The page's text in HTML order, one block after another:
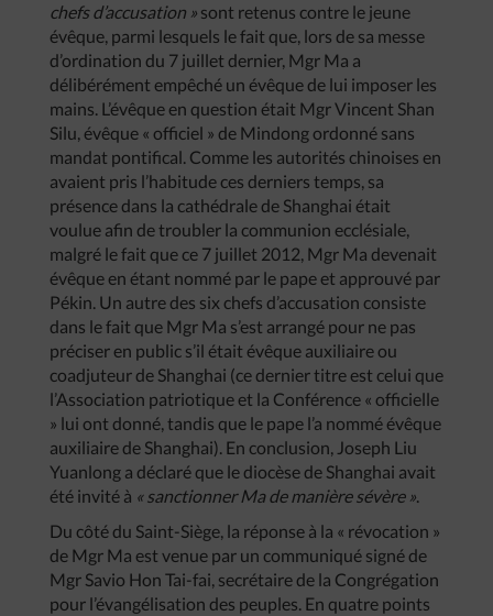
chefs d’accusation » sont retenus contre le jeune
évêque, parmi lesquels le fait que, lors de sa messe
d’ordination du 7 juillet dernier, Mgr Ma a
délibérément empêché un évêque de lui imposer les
mains. L’évêque en question était Mgr Vincent Shan
Silu, évêque « officiel » de Mindong ordonné sans
mandat pontifical. Comme les autorités chinoises en
avaient pris l’habitude ces derniers temps, sa
présence dans la cathédrale de Shanghai était
voulue afin de troubler la communion ecclésiale,
malgré le fait que ce 7 juillet 2012, Mgr Ma devenait
évêque en étant nommé par le pape et approuvé par
Pékin. Un autre des six chefs d’accusation consiste
dans le fait que Mgr Ma s’est arrangé pour ne pas
préciser en public s’il était évêque auxiliaire ou
coadjuteur de Shanghai (ce dernier titre est celui que
l’Association patriotique et la Conférence « officielle
» lui ont donné, tandis que le pape l’a nommé évêque
auxiliaire de Shanghai). En conclusion, Joseph Liu
Yuanlong a déclaré que le diocèse de Shanghai avait
été invité à « sanctionner Ma de manière sévère ».
Du côté du Saint-Siège, la réponse à la « révocation »
de Mgr Ma est venue par un communiqué signé de
Mgr Savio Hon Tai-fai, secrétaire de la Congrégation
pour l’évangélisation des peuples. En quatre points